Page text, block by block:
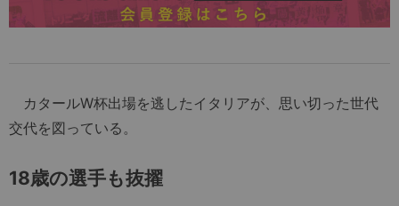
カタールW杯出場を逃したイタリアが、思い切った世代
交代を図っている。
18歳の選手も抜擢